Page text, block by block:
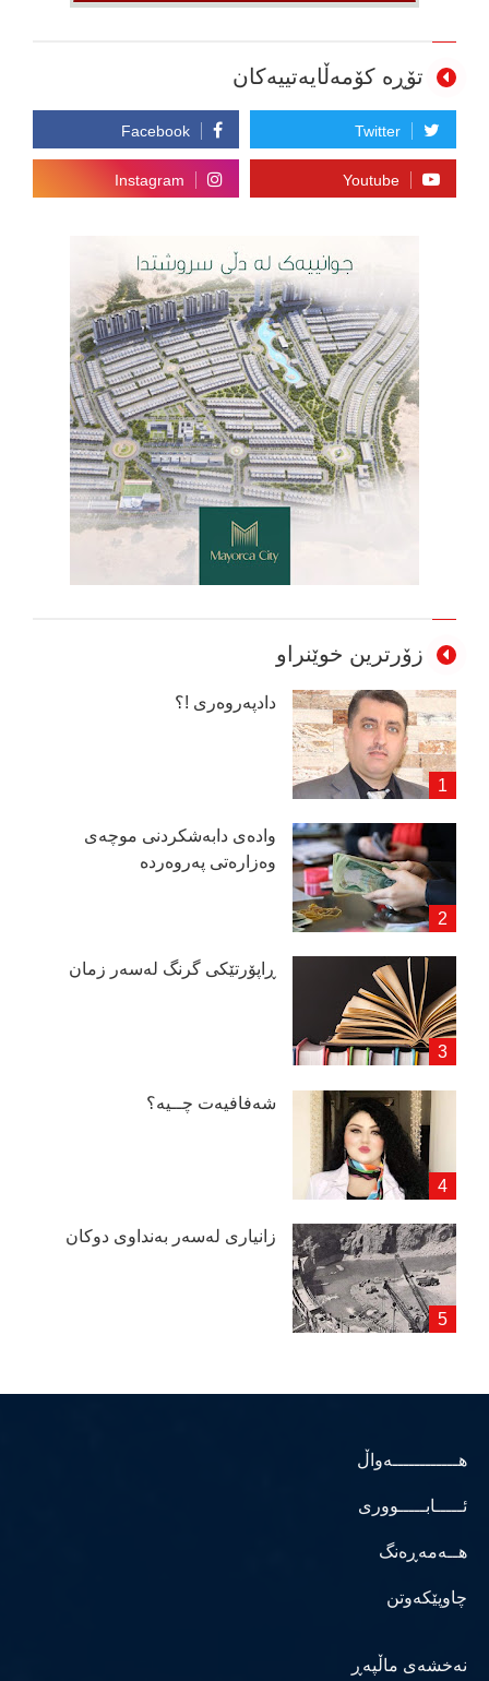
تۆڕە کۆمەڵایەتییەکان
زۆرترین خوێنراو
دادپەروەری !؟
وادەی دابەشكردنی موچەی
وەزارەتی پەروەردە
ڕاپۆرتێكی گرنگ لەسەر زمان
شەفافیەت چــیە؟
زانیاری لەسەر بەنداوی دوكان
هــــــــــــەواڵ
ئـــــابـــــووری
هــەمەڕەنگ
چاوپێکەوتن
نەخشەی ماڵپەڕ